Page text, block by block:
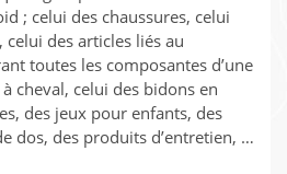
; celui des chaussures, celui
des articles liés au
toutes les composantes d’une
cheval, celui des bidons en
des jeux pour enfants, des
dos, des produits d’entretien, …